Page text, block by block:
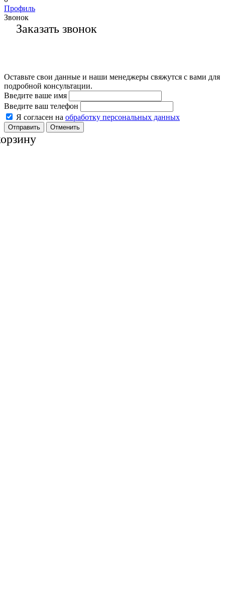
Профиль
Звонок
Заказать звонок
Оставьте свои данные и наши менеджеры свяжутся с вами для
подробной консультации.
Введите ваше имя
Введите ваш телефон
Я согласен на обработку персональных данных
Отменить